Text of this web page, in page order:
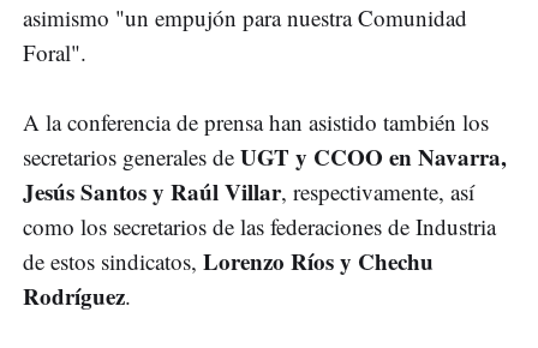
asimismo "un empujón para nuestra Comunidad
Foral".
A la conferencia de prensa han asistido también los
secretarios generales de UGT y CCOO en Navarra,
Jesús Santos y Raúl Villar, respectivamente, así
como los secretarios de las federaciones de Industria
de estos sindicatos, Lorenzo Ríos y Chechu
Rodríguez.